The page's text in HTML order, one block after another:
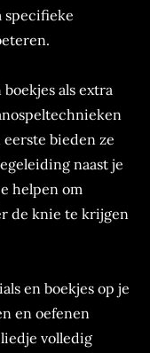
specifieke
als extra
bieden ze
naast je
helpen om
de knie te krijgen
en boekjes op je
en oefenen
volledig